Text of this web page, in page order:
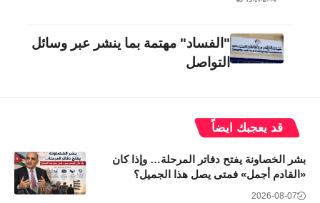
"الفساد" مهتمة بما ينشر عبر وسائل
التواصل
قد يعجبك ايضاً
بشر الخصاونة يفتح دفاتر المرحلة… وإذا كان
«القادم أجمل» فمتى يصل هذا الجميل؟
2026-08-07